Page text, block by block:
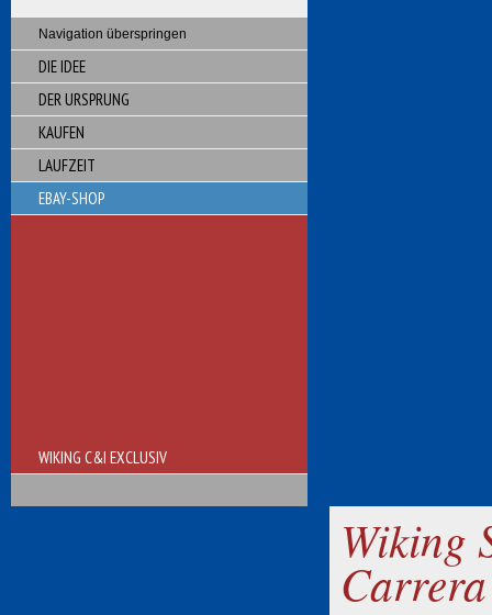
Navigation überspringen
DIE IDEE
DER URSPRUNG
KAUFEN
LAUFZEIT
EBAY-SHOP
WIKING C&I EXCLUSIV
Wiking